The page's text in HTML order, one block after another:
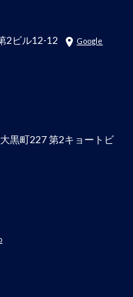
2ビル12-12
Google
黒町227 第2キョートビ